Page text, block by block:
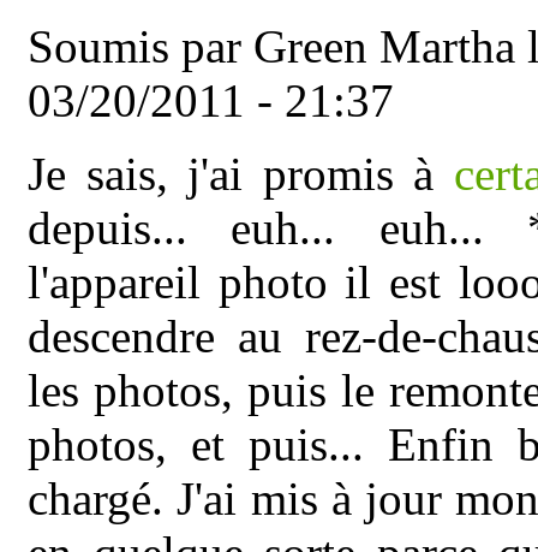
Soumis par Green Martha
03/20/2011 - 21:37
Je sais, j'ai promis à
depuis... euh... euh...
l'appareil photo il est
descendre au rez-de-
les photos, puis le
photos, et puis... Enfin
chargé. J'ai mis à jour